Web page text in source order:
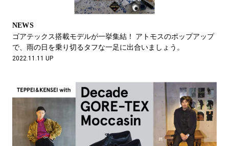
NEWS
ゴアテックス搭載モデルが一挙集結！ アトモスのポップアップ
で、雨の日を乗り切るタフな一足に出合いましょう。
2022.11.11 UP